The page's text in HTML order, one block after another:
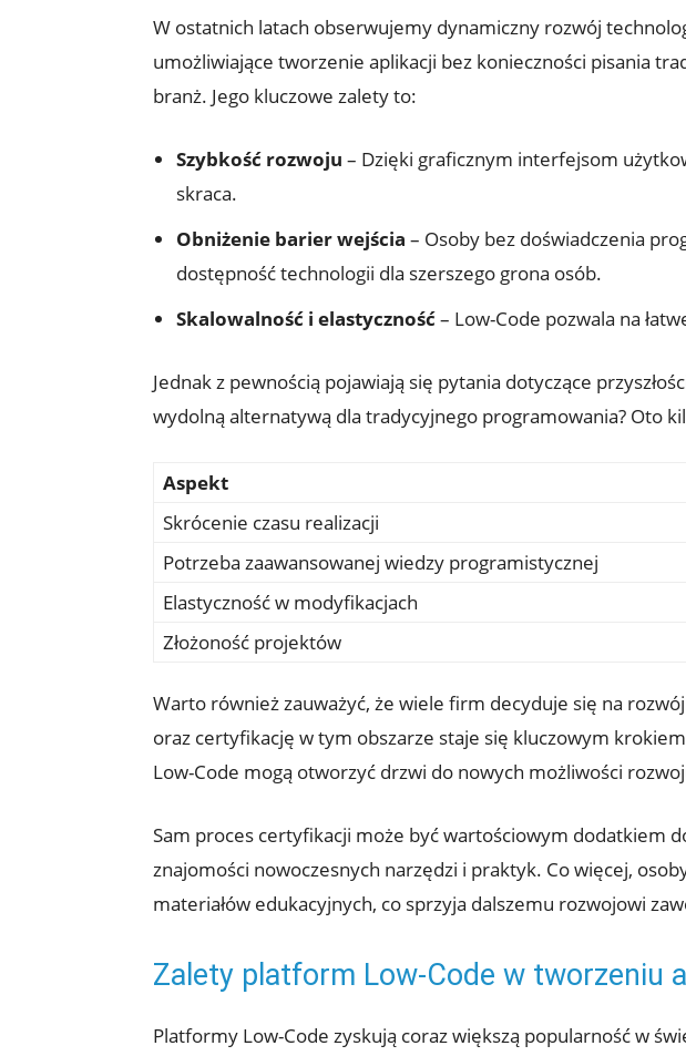
W ostatnich latach obserwujemy dynamiczny rozwój
umożliwiające tworzenie aplikacji bez konieczności pisania
branż. Jego kluczowe zalety to:
Szybkość rozwoju – Dzięki graficznym interfejsom
skraca.
Obniżenie barier wejścia – Osoby bez doświadczenia
dostępność technologii dla szerszego grona osób.
Skalowalność i elastyczność– Low-Code pozwala na
Jednak z pewnością pojawiają się pytania dotyczące
wydolną alternatywą dla tradycyjnego programowania? Oto
Aspekt
Skrócenie czasu realizacji
Potrzeba zaawansowanej wiedzy programistycznej
Elastyczność w modyfikacjach
Złożoność projektów
Warto również zauważyć, że wiele firm decyduje się na
oraz certyfikację w tym obszarze staje się kluczowym
Low-Code mogą otworzyć drzwi do nowych możliwości
Sam proces certyfikacji może być wartościowym dodatkiem
znajomości nowoczesnych narzędzi i praktyk. Co więcej,
materiałów edukacyjnych, co sprzyja dalszemu rozwojowi
Zalety platform Low-Code w tworzeniu
Platformy Low-Code zyskują coraz większą popularność w